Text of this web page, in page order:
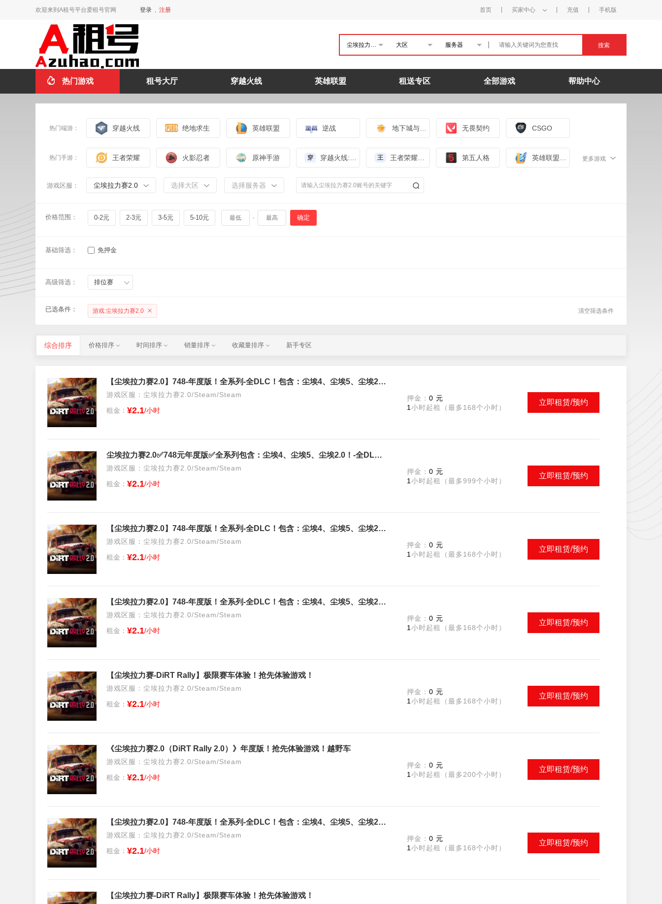
欢迎来到A租号平台爱租号官网 登录 , 注册 首页 买家中心 充值 手机版
尘埃拉力赛2.0 大区 服务器 搜索
热门游戏 租号大厅 穿越火线 英雄联盟 租送专区 全部游戏 帮助中心
热门端游： 穿越火线 绝地求生 英雄联盟 逆战 无畏契约 CSGO
热门手游： 王者荣耀 火影忍者 原神手游 穿 王 第五人格 更多游戏
游戏区服： 尘埃拉力赛2.0 选择大区 选择服务器
价格范围： 0-2元 2-3元 3-5元 5-10元 - 确定
基础筛选： 免押金
高级筛选： 排位赛
已选条件： 游戏:尘埃拉力赛2.0 清空筛选条件
综合排序 价格排序 时间排序 销量排序 收藏量排序 新手专区
【尘埃拉力赛2.0】748-年度版！全系列-全DLC！包含：尘埃4、尘埃5、尘埃2.0！
游戏区服：尘埃拉力赛2.0/Steam/Steam
租金： ¥2.1/小时
押金： 0 元
1 小时起租（最多168个小时）
立即租赁/预约
尘埃拉力赛2.0✅748元年度版✅全系列包含：尘埃4、尘埃5、尘埃2.0！-全DLC！极致体验！
游戏区服：尘埃拉力赛2.0/Steam/Steam
租金： ¥2.1/小时
押金： 0 元
1 小时起租（最多999个小时）
立即租赁/预约
【尘埃拉力赛2.0】748-年度版！全系列-全DLC！包含：尘埃4、尘埃5、尘埃2.0！
游戏区服：尘埃拉力赛2.0/Steam/Steam
租金： ¥2.1/小时
押金： 0 元
1 小时起租（最多168个小时）
立即租赁/预约
【尘埃拉力赛2.0】748-年度版！全系列-全DLC！包含：尘埃4、尘埃5、尘埃2.0！
游戏区服：尘埃拉力赛2.0/Steam/Steam
租金： ¥2.1/小时
押金： 0 元
1 小时起租（最多168个小时）
立即租赁/预约
【尘埃拉力赛-DiRT Rally】极限赛车体验！抢先体验游戏！
游戏区服：尘埃拉力赛2.0/Steam/Steam
租金： ¥2.1/小时
押金： 0 元
1 小时起租（最多168个小时）
立即租赁/预约
《尘埃拉力赛2.0（DiRT Rally 2.0）》年度版！抢先体验游戏！越野车
游戏区服：尘埃拉力赛2.0/Steam/Steam
租金： ¥2.1/小时
押金： 0 元
1 小时起租（最多200个小时）
立即租赁/预约
【尘埃拉力赛2.0】748-年度版！全系列-全DLC！包含：尘埃4、尘埃5、尘埃2.0！
游戏区服：尘埃拉力赛2.0/Steam/Steam
租金： ¥2.1/小时
押金： 0 元
1 小时起租（最多168个小时）
立即租赁/预约
【尘埃拉力赛-DiRT Rally】极限赛车体验！抢先体验游戏！